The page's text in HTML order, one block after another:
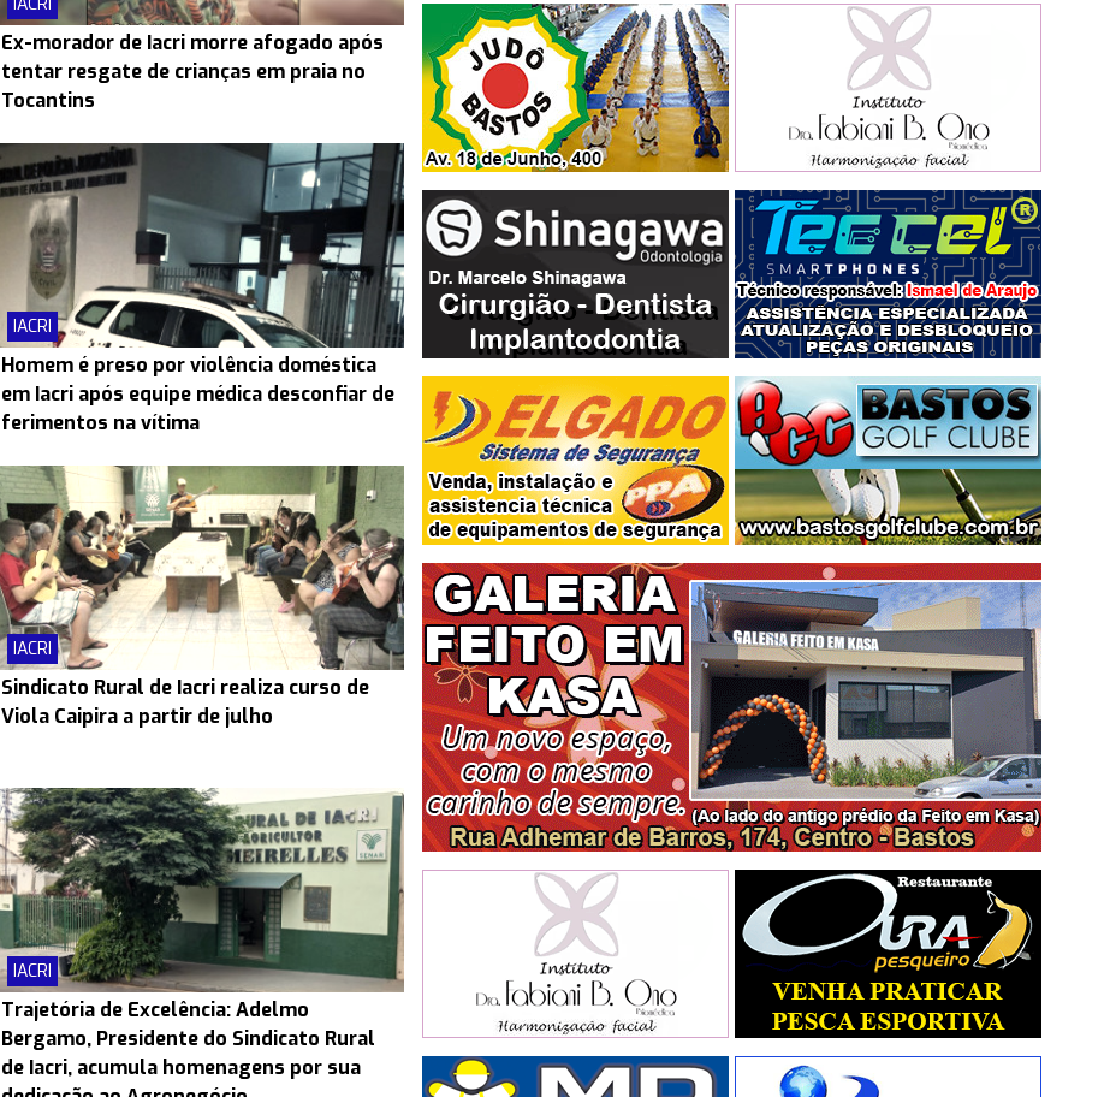
Ex-morador de Iacri morre afogado após
tentar resgate de crianças em praia no
Tocantins
IACRI
Homem é preso por violência doméstica
em Iacri após equipe médica desconfiar de
ferimentos na vítima
IACRI
Sindicato Rural de Iacri realiza curso de
Viola Caipira a partir de julho
IACRI
Trajetória de Excelência: Adelmo
Bergamo, Presidente do Sindicato Rural
de Iacri, acumula homenagens por sua